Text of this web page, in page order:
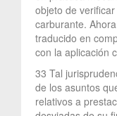
objeto de
carburante.
traducido en
con la aplicación
33 Tal
de los asuntos
relativos a